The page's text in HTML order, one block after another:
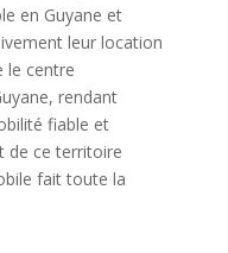
en Guyane et
leur location
le centre
rendant
fiable et
de ce territoire
fait toute la